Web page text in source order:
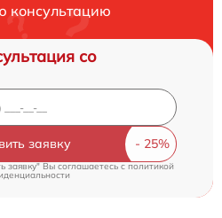
консультацию
со
заявку
заявку" Вы соглашаетесь cполитикой